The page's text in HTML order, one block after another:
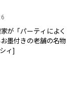
が「パーティによく
墨付きの老舗の名物
ィ]